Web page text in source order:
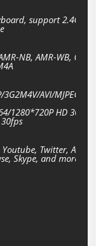
support 2.4G
NB, AMR-WB,
AVI/MJPEG/
1280*720P HD 30 fps,
Youtube, Twitter,
Skype, and more!